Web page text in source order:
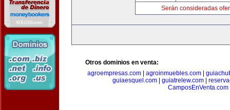
Serán consideradas
Otros dominios en venta:
agroempresas.com
agroinmuebles.com
guiaesquel.com
guiatrelew.com
CamposEnVenta.com